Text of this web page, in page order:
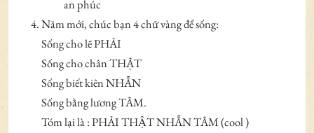
an phúc
Năm mới, chúc bạn 4 chữ vàng để sống:
Sống cho lẽ PHẢI
Sống cho chân THẬT
Sống biết kiên NHẪN
Sống bằng lương TÂM.
Tóm lại là : PHẢI THẬT NHẪN TÂM (cool )